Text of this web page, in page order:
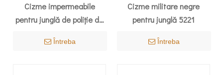
Cizme impermeabile
pentru junglă de poliție de
Întreba
Cizme militare negre
pentru junglă 5221
Întreba